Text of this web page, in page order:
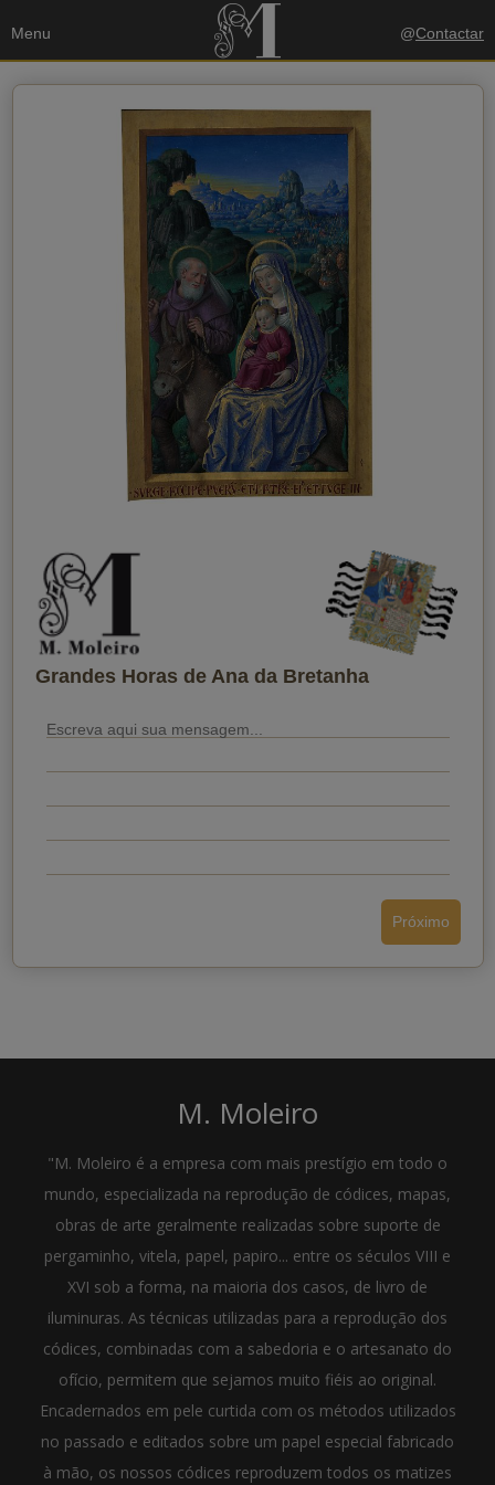
Menu @Contactar
Grandes Horas de Ana da Bretanha
Próximo
Seus dados
Enviar uma cópia para o meu email
Eu aceito a
política de privacidade
Dados do destinatário
Quando você quer que ele receba?
Voltar
M. Moleiro
"M. Moleiro é a empresa com mais prestígio em todo o
mundo, especializada na reprodução de códices, mapas,
obras de arte geralmente realizadas sobre suporte de
pergaminho, vitela, papel, papiro... entre os séculos VIII e
XVI sob a forma, na maioria dos casos, de livro de
iluminuras. As técnicas utilizadas para a reprodução dos
códices, combinadas com a sabedoria e o artesanato do
ofício, permitem que sejamos muito fiéis ao original.
Encadernados em pele curtida com os métodos utilizados
no passado e editados sobre um papel especial fabricado
à mão, os nossos códices reproduzem todos os matizes